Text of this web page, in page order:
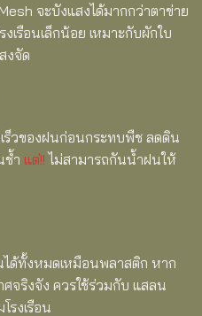
จะบังแสงได้มากกว่าตาข่าย
รือนเล็กน้อย เหมาะกับผักใบ
งจัด
ร็วของฝนก่อนกระทบพืช ลดดิน
ช้ำ แต่!! ไม่สามารถกันน้ำฝนให้
ด้ทั้งหมดเหมือนพลาสติก หาก
จริงจัง ควรใช้ร่วมกับ แสลน
รงเรือน